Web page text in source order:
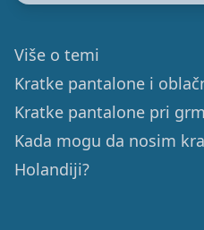
Više o temi
Kratke pantalone i
Kratke pantalone pri
Kada mogu da nosim
Holandiji?